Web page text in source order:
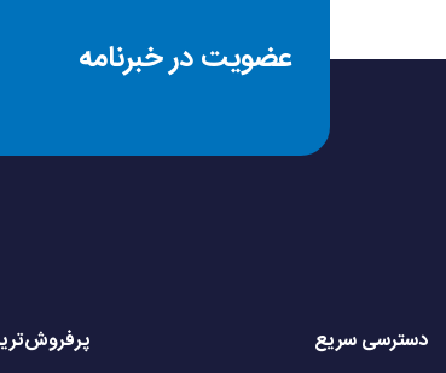
عضویت در خبرنامه
دسترسی سریع